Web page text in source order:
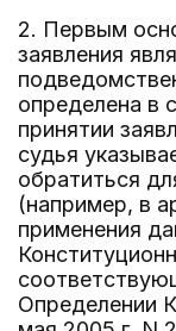
2. Первым
заявления
определена в
принятии
судья
обратиться
(например, в
применения
Определении